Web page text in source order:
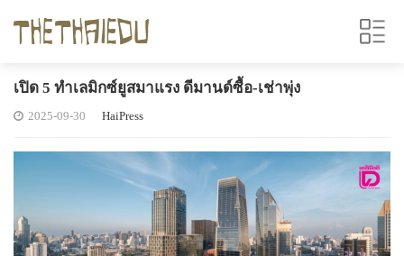
เปิด 5 ทำเลมิกซ์ยูสมาแรง ดีมานด์ซื้อ-เช่าพุ่ง
2025-09-30 HaiPress